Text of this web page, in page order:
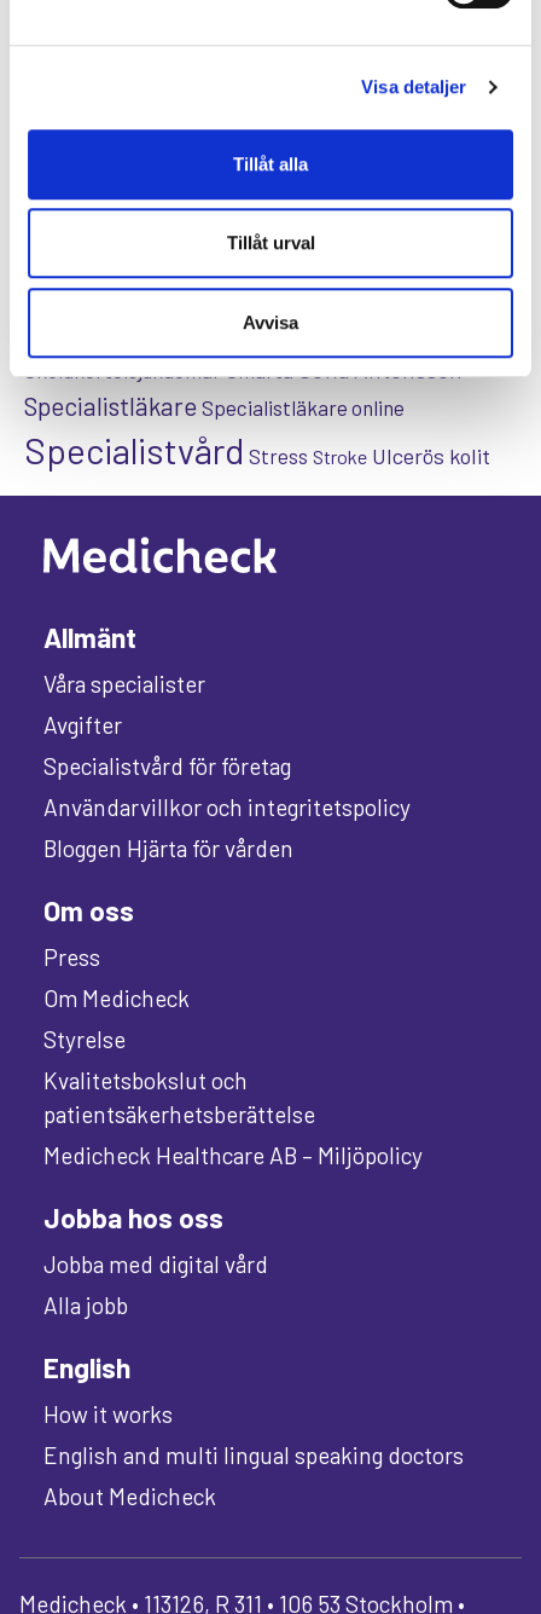
Visa detaljer
Tillåt alla
Tillåt urval
Avvisa
Hjärtsvikt Hudcancer
Hypotyreos IBS
Karolinska Institutet
Kenneth Ilvall
Pollenallergi Prostatacancer
Psykisk ohälsaPsykolog
sköldkörteln
Sofia Antonsson
Specialistläkare Specialistläkare online
Specialistvård Stress Stroke Ulcerös kolit
Allmänt
Våra specialister
Avgifter
Specialistvård för företag
Användarvillkor och integritetspolicy
Bloggen Hjärta för vården
Om oss
Press
Om Medicheck
Styrelse
Kvalitetsbokslut och
patientsäkerhetsberättelse
Medicheck Healthcare AB – Miljöpolicy
Jobba hos oss
Jobba med digital vård
Alla jobb
English
How it works
English and multi lingual speaking doctors
About Medicheck
Medicheck • 113126, R 311 • 106 53 Stockholm •